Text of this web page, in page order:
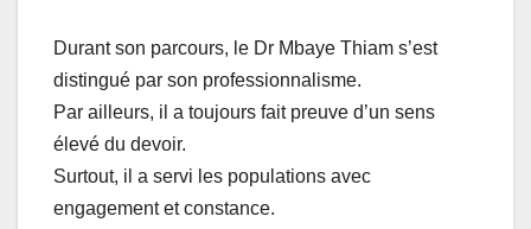
Durant son parcours, le Dr Mbaye Thiam s’est
distingué par son professionnalisme.
Par ailleurs, il a toujours fait preuve d’un sens
élevé du devoir.
Surtout, il a servi les populations avec
engagement et constance.